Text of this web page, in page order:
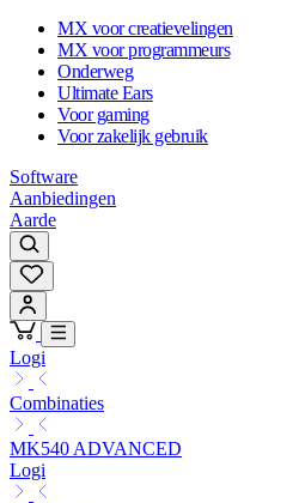
MX voor creatievelingen
MX voor programmeurs
Onderweg
Ultimate Ears
Voor gaming
Voor zakelijk gebruik
Software
Aanbiedingen
Aarde
Logi
Combinaties
MK540 ADVANCED
Logi